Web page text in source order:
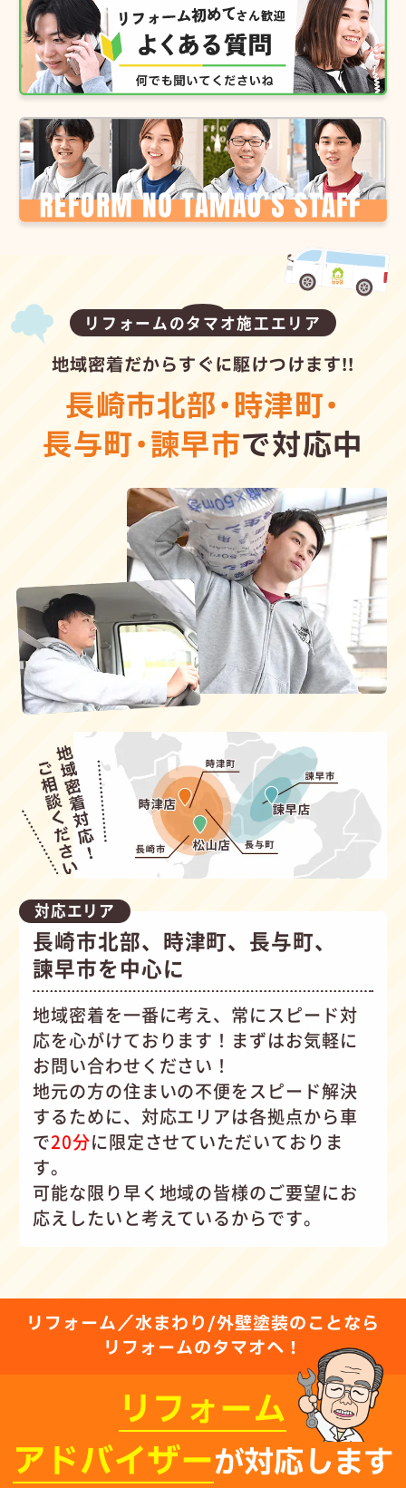
リフォームのタマオ施工エリア
地域密着だからすぐに駆けつけます!!
長崎市北部・時津町・
長与町・諫早市で対応中
対応エリア
長崎市北部、時津町、長与町、
諫早市を中心に
地域密着を一番に考え、常にスピード対
応を心がけております！まずはお気軽に
お問い合わせください！
地元の方の住まいの不便をスピード解決
するために、対応エリアは各拠点から車
で20分に限定させていただいておりま
す。
可能な限り早く地域の皆様のご要望にお
応えしたいと考えているからです。
リフォーム／水まわり/外壁塗装のことなら
リフォームのタマオへ！
リフォーム
アドバイザーが対応します